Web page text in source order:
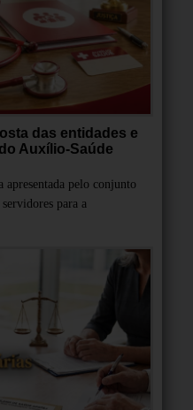
das entidades e
Auxílio-Saúde
apresentada pelo conjunto
para a